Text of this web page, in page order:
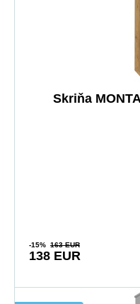
Skriňa
-15% 163 EUR
138 EUR